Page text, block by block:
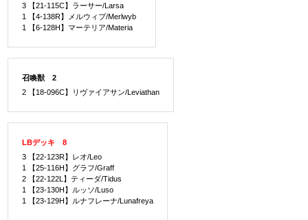
3 【21-115C】ラーサー/Larsa
1 【4-138R】メルウィブ/Merlwyb
1 【6-128H】マーテリア/Materia
召喚獣 2
2 【18-096C】リヴァイアサン/Leviathan
LBデッキ 8
3 【22-123R】レオ/Leo
1 【25-116H】グラフ/Graff
2 【22-122L】ティーダ/Tidus
1 【23-130H】ルッソ/Luso
1 【23-129H】ルナフレーナ/Lunafreya